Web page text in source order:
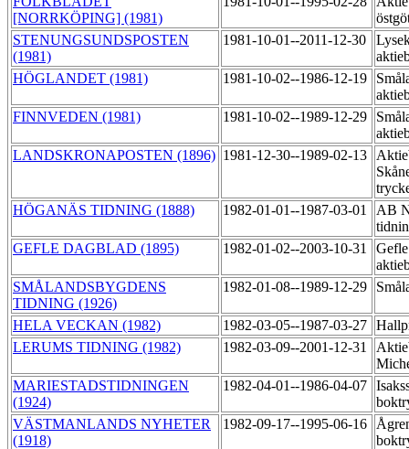
[NORRKÖPING] (1981)
STENUNGSUNDSPOSTEN
(1981)
1981-10-01--2011-12-30
HÖGLANDET (1981)
1981-10-02--1986-12-19
FINNVEDEN (1981)
1981-10-02--1989-12-29
LANDSKRONAPOSTEN (1896) 1981-12-30--1989-02-13
HÖGANÄS TIDNING (1888)
1982-01-01--1987-03-01
AB
GEFLE DAGBLAD (1895)
1982-01-02--2003-10-31
SMÅLANDSBYGDENS
TIDNING (1926)
1982-01-08--1989-12-29
HELA VECKAN (1982) 1982-03-05--1987-03-27
LERUMS TIDNING (1982)
1982-03-09--2001-12-31
MARIESTADSTIDNINGEN
(1924)
1982-04-01--1986-04-07
VÄSTMANLANDS NYHETER
(1918)
1982-09-17--1995-06-16